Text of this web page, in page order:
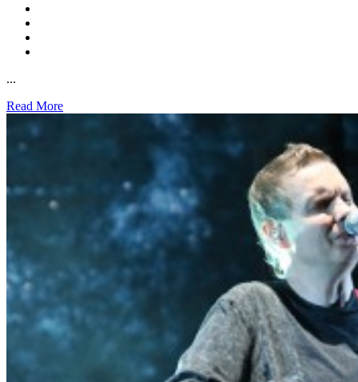
...
Read More